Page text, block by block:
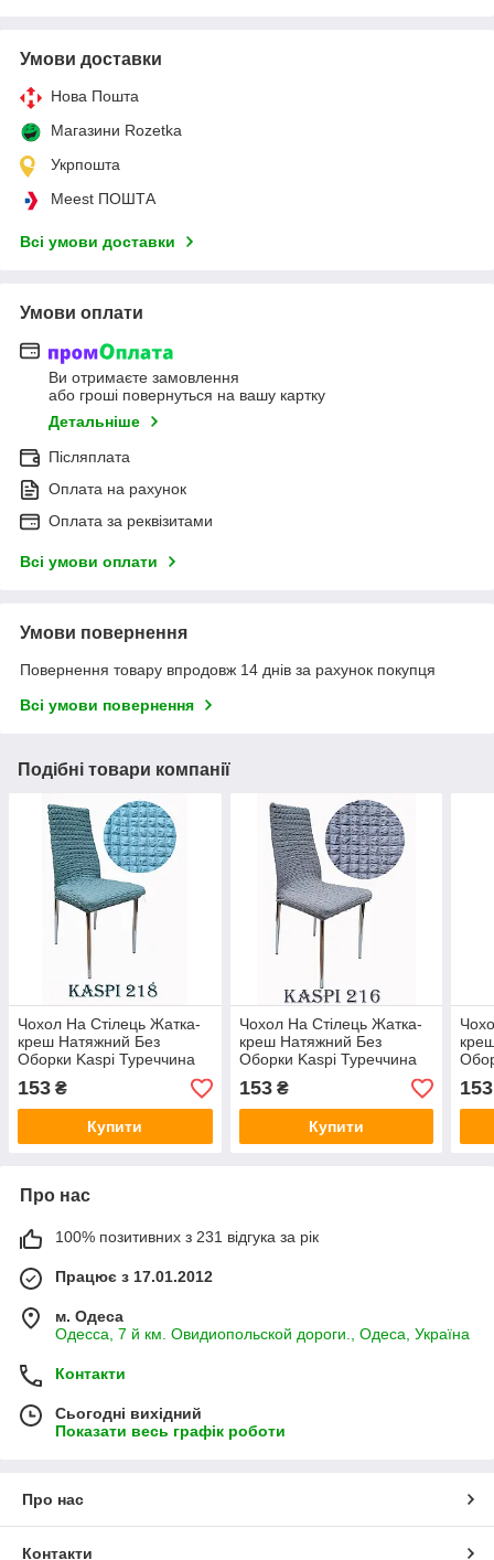
Умови доставки
Нова Пошта
Магазини Rozetka
Укрпошта
Meest ПОШТА
Всі умови доставки
Умови оплати
Ви отримаєте замовлення
або гроші повернуться на вашу картку
Детальніше
Післяплата
Оплата на рахунок
Оплата за реквізитами
Всі умови оплати
Умови повернення
Повернення товару впродовж 14 днів за рахунок покупця
Всі умови повернення
Подібні товари компанії
Чохол На Стілець Жатка-
креш Натяжний Без
Оборки Kaspi Туреччина
колір м'ята
153 ₴
Купити
Чохол На Стілець Жатка-
креш Натяжний Без
Оборки Kaspi Туреччина
Сірого кольору
153₴
Купити
153
Про нас
100% позитивних з 231 відгука за рік
Працює з 17.01.2012
м. Одеса
Одесса, 7 й км. Овидиопольской дороги., Одеса, Україна
Контакти
Сьогодні вихідний
Показати весь графік роботи
Про нас
Контакти